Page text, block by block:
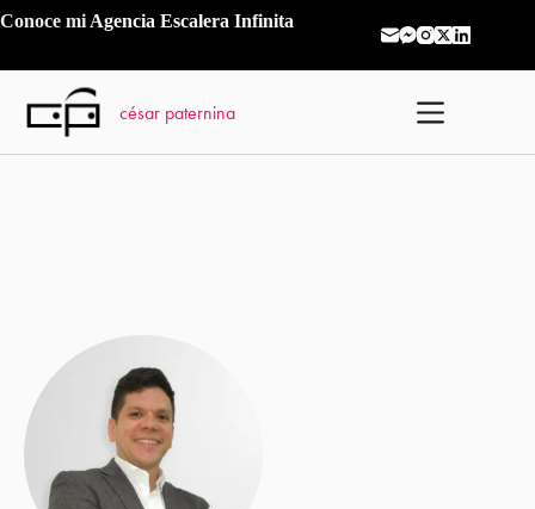
al
Conoce mi Agencia Escalera Infinita
césar paternina